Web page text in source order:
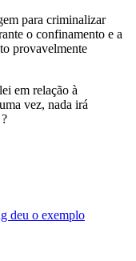
para criminalizar
o confinamento e a
provavelmente
em relação à
vez, nada irá
deu o exemplo